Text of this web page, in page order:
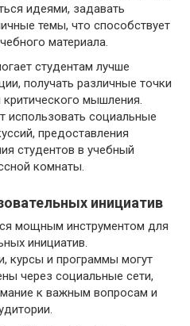
идеями, задавать
темы, что способствует
материала.
студентам лучше
получать различные точки
критического мышления.
использовать социальные
предоставления
студентов в учебный
комнаты.
инициатив
мощным инструментом для
инициатив.
курсы и программы могут
через социальные сети,
к важным вопросам и